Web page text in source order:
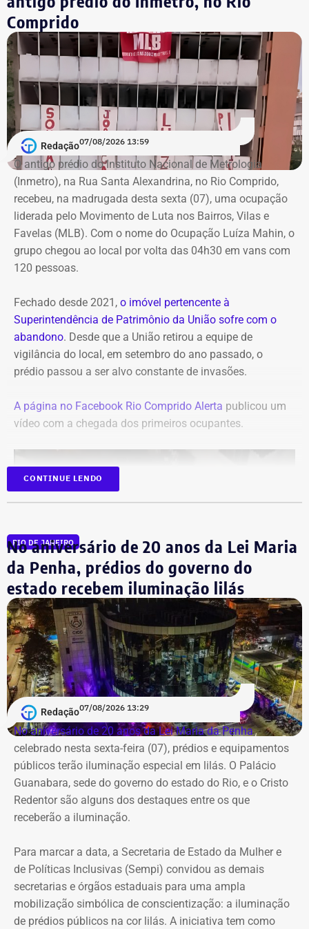
A declaração de bens é uma exigência obrigatória para
todos os candidatos. O sistema do TSE disponibiliza
essas informações para consulta pública com o objetivo
de garantir a transparência sobre a situação financeira
dos candidatos.
Comprido
Redação07/08/2026 13:59
O antigo prédio do Instituto Nacional de Metrologia
(Inmetro), na Rua Santa Alexandrina, no Rio Comprido,
recebeu, na madrugada desta sexta (07), uma ocupação
liderada pelo Movimento de Luta nos Bairros, Vilas e
Favelas (MLB). Com o nome do Ocupação Luíza Mahin, o
grupo chegou ao local por volta das 04h30 em vans com
120 pessoas.
Fechado desde 2021, o imóvel pertencente à
Superintendência de Patrimônio da União sofre com o
abandono. Desde que a União retirou a equipe de
vigilância do local, em setembro do ano passado, o
prédio passou a ser alvo constante de invasões.
A página no Facebook Rio Comprido Alerta publicou um
vídeo com a chegada dos primeiros ocupantes.
Morador da Rua Santa Alexandrina filma chegada de ônibus ao prédio do
Inmetro — Foto: Reprodução/Facebook/Rio Comprido Alerta.
Em maio deste ano, equipés da Prefeitura do Rio
realizaram a lacração do imóvel após negociações com a
Superintendência do Patrimônio da União,
Posteriormente, também no mesmo mês, a SPU decidiu
de instalar novas repartições.
O TEMPO REAL RJ fez contato com a Secretaria de
Ordem Pública (Seop), que informou acompanhar a
ocupação do imóvel. Também foi feito contato com a
CONTINUE LENDO
RIO DE JANEIRO
No aniversário de 20 anos da Lei Maria
da Penha, prédios do governo do
estado recebem iluminação lilás
Redação07/08/2026 13:29
No aniversário de 20 anos da Lei Maria da Penha,
celebrado nesta sexta-feira (07), prédios e equipamentos
públicos terão iluminação especial em lilás. O Palácio
Guanabara, sede do governo do estado do Rio, e o Cristo
Redentor são alguns dos destaques entre os que
receberão a iluminação.
Para marcar a data, a Secretaria de Estado da Mulher e
de Políticas Inclusivas (Sempi) convidou as demais
secretarias e órgãos estaduais para uma ampla
mobilização simbólica de conscientização: a iluminação
de prédios públicos na cor lilás. A iniciativa tem como